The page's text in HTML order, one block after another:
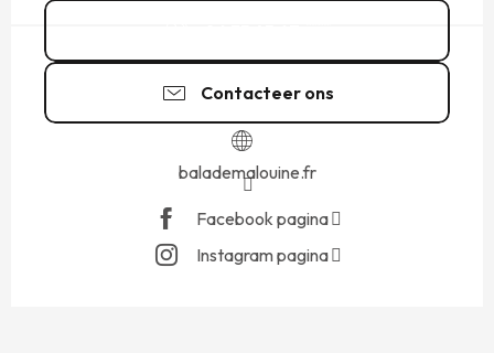
Contacteer ons
balademalouine.fr
Facebook pagina
Instagram pagina